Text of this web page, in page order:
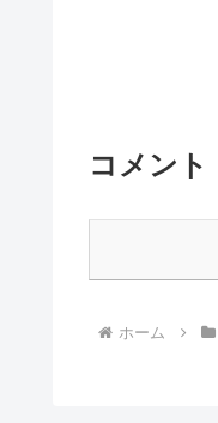
コメント
ホーム